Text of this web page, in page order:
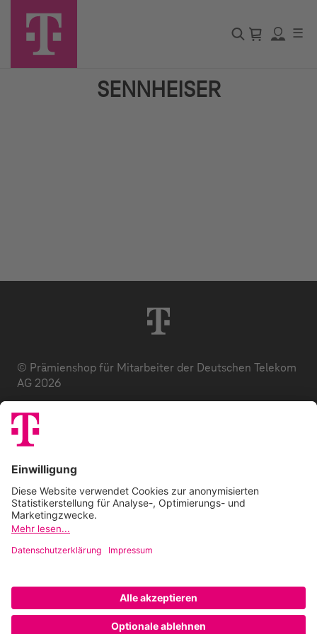
☰
SENNHEISER
© Prämienshop für Mitarbeiter der Deutschen Telekom
AG 2026
Datenschutz
Impressum
Zuzahlung
E-Codes
FAQ
Barrierefreiheitserklärung